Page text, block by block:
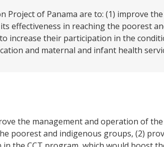
Project of Panama are to: (1) improve
effectiveness in reaching the poorest
increase their participation in the
and maternal and infant health
the management and operation of
poorest and indigenous groups, (2)